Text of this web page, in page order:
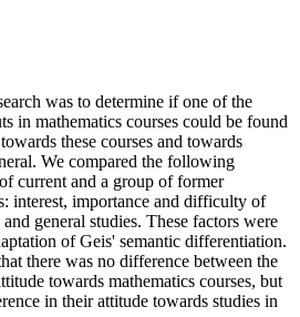
was to determine if one of the
in mathematics courses could be found
these courses and towards
We compared the following
current and a group of former
interest, importance and difficulty of
general studies. These factors were
of Geis' semantic differentiation.
there was no difference between the
towards mathematics courses, but
in their attitude towards studies in